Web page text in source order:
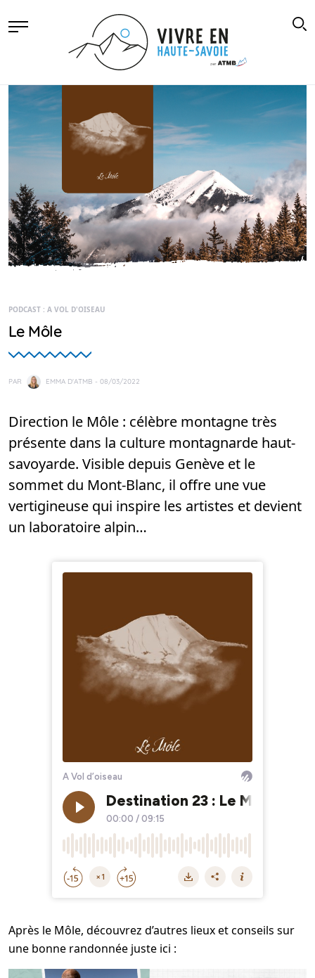
PODCAST : A VOL D'OISEAU
Le Môle
PAR EMMA D'ATMB - 08/03/2022
Direction le Môle : célèbre montagne très
présente dans la culture montagnarde haut-
savoyarde. Visible depuis Genève et le
sommet du Mont-Blanc, il offre une vue
vertigineuse qui inspire les artistes et devient
un laboratoire alpin…
Après le Môle, découvrez d’autres lieux et conseils sur
une bonne randonnée juste ici :